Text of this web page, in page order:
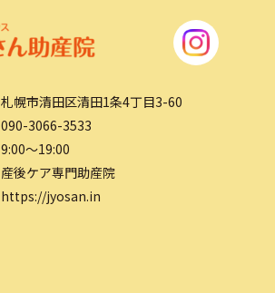
札幌市清田区清田1条4丁目3-60
090-3066-3533
9:00～19:00
産後ケア専門助産院
https://jyosan.in